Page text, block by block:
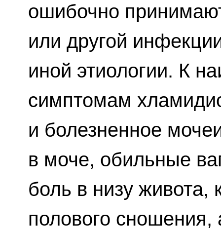
ошибочно
или другой
иной этиологии. К
симптомам
и болезненное
в моче, обильные
боль в низу живота,
полового сношения,